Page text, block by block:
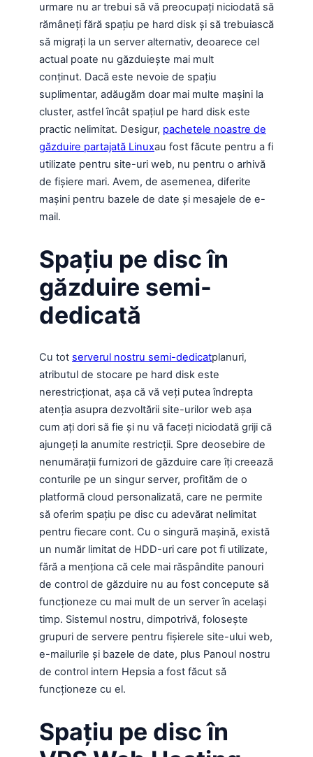
urmare nu ar trebui să vă preocupați niciodată să
rămâneți fără spațiu pe hard disk și să trebuiască
să migrați la un server alternativ, deoarece cel
actual poate nu găzduiește mai mult
conținut. Dacă este nevoie de spațiu
suplimentar, adăugăm doar mai multe mașini la
cluster, astfel încât spațiul pe hard disk este
practic nelimitat. Desigur, pachetele noastre de
găzduire partajată Linuxau fost făcute pentru a fi
utilizate pentru site-uri web, nu pentru o arhivă
de fișiere mari. Avem, de asemenea, diferite
mașini pentru bazele de date și mesajele de e-
mail.
Spațiu pe disc în
găzduire semi-
dedicată
Cu tot serverul nostru semi-dedicatplanuri,
atributul de stocare pe hard disk este
nerestricționat, așa că vă veți putea îndrepta
atenția asupra dezvoltării site-urilor web așa
cum ați dori să fie și nu vă faceți niciodată griji că
ajungeți la anumite restricții. Spre deosebire de
nenumărații furnizori de găzduire care îți creează
conturile pe un singur server, profităm de o
platformă cloud personalizată, care ne permite
să oferim spațiu pe disc cu adevărat nelimitat
pentru fiecare cont. Cu o singură mașină, există
un număr limitat de HDD-uri care pot fi utilizate,
fără a menționa că cele mai răspândite panouri
de control de găzduire nu au fost concepute să
funcționeze cu mai mult de un server în același
timp. Sistemul nostru, dimpotrivă, folosește
grupuri de servere pentru fișierele site-ului web,
e-mailurile și bazele de date, plus Panoul nostru
de control intern Hepsia a fost făcut să
funcționeze cu el.
Spațiu pe disc în